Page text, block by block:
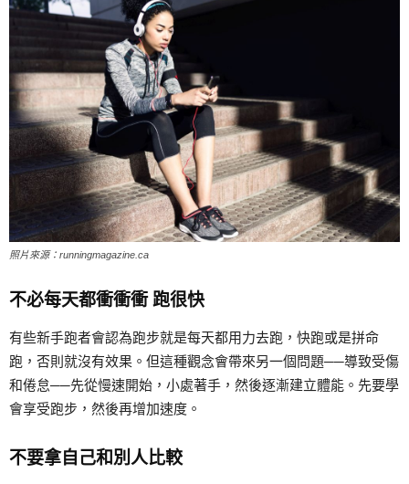
照片來源：runningmagazine.ca
不必每天都衝衝衝 跑很快
有些新手跑者會認為跑步就是每天都用力去跑，快跑或是拼命
跑，否則就沒有效果。但這種觀念會帶來另一個問題──導致受傷
和倦怠──先從慢速開始，小處著手，然後逐漸建立體能。先要學
會享受跑步，然後再增加速度。
不要拿自己和別人比較